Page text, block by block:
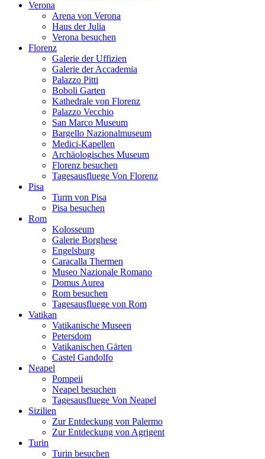
Verona
Arena von Verona
Haus der Julia
Verona besuchen
Florenz
Galerie der Uffizien
Galerie der Accademia
Palazzo Pitti
Boboli Garten
Kathedrale von Florenz
Palazzo Vecchio
San Marco Museum
Bargello Nazionalmuseum
Medici-Kapellen
Archäologisches Museum
Florenz besuchen
Tagesausfluege Von Florenz
Pisa
Turm von Pisa
Pisa besuchen
Rom
Kolosseum
Galerie Borghese
Engelsburg
Caracalla Thermen
Museo Nazionale Romano
Domus Aurea
Rom besuchen
Tagesausfluege von Rom
Vatikan
Vatikanische Museen
Petersdom
Vatikanischen Gärten
Castel Gandolfo
Neapel
Pompeii
Neapel besuchen
Tagesausfluege Von Neapel
Sizilien
Zur Entdeckung von Palermo
Zur Entdeckung von Agrigent
Turin
Turin besuchen